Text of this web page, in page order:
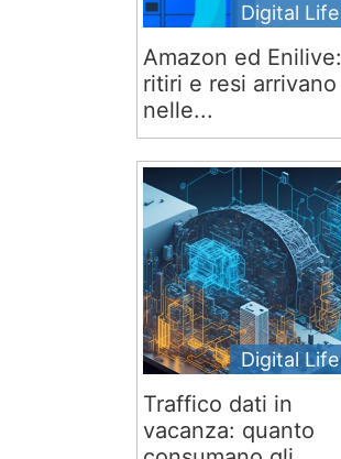
Digital Life
Amazon ed Enilive:
ritiri e resi arrivano
nelle...
Digital Life
Traffico dati in
vacanza: quanto